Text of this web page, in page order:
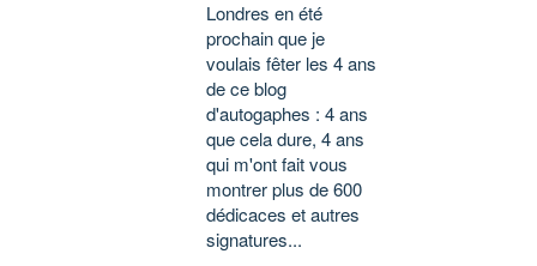
Londres en été
prochain que je
voulais fêter les 4 ans
de ce blog
d'autogaphes : 4 ans
que cela dure, 4 ans
qui m'ont fait vous
montrer plus de 600
dédicaces et autres
signatures...